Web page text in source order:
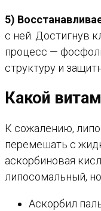
5)
с ней. Достигнув
процесс —
структуру и
Какой
К сожалению,
перемешать с
аскорбиновая
липосомальный,
Аскорбил